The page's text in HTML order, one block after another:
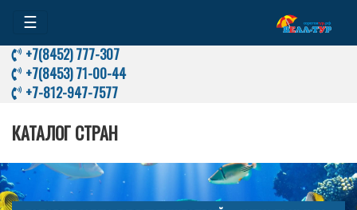
☰
+7(8452) 777-307
+7(8453) 71-00-44
+7-812-947-7577
КАТАЛОГ СТРАН